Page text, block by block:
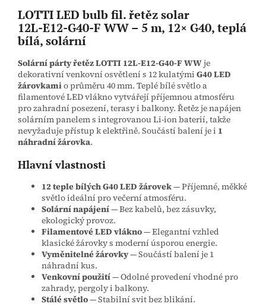
LOTTI LED bulb fil. řetěz solar
12L‑E12‑G40‑F WW– 5 m, 12× G40, teplá
bílá, solární
Solární párty řetěz LOTTI 12L‑E12‑G40‑F WWje
dekorativní venkovní osvětlení s 12 kulatými G40 LED
žárovkamio průměru 40 mm. Teplé bílé světlo a
filamentové LED vlákno vytvářejí příjemnou atmosféru
pro zahradní posezení, terasy i balkony. Řetěz je napájen
solárním panelem s integrovanou Li‑ion baterií, takže
nevyžaduje přístup k elektřině. Součástí balení je i 1
náhradní žárovka.
Hlavní vlastnosti
12 teple bílých G40 LED žárovek— Příjemné, měkké
světlo ideální pro večerní atmosféru.
Solární napájení— Bez kabelů, bez zásuvky,
ekologický provoz.
Filamentové LED vlákno— Elegantní vzhled
klasické žárovky s moderní úsporou energie.
Vyměnitelné žárovky— Součástí balení je 1
náhradní kus.
Venkovní použití— Odolné provedení vhodné pro
zahrady, pergoly i balkony.
Stálé světlo— Stabilní svit bez blikání.